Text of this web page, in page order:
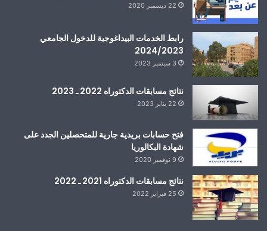
22 ديسمبر 2020
رابط الخدمات البيداغوجية للدخول الجامعي
2024/2023
3 سبتمبر 2023
نتائج مسابقات الدكتوراه 2022 ـ 2023
22 يناير 2023
فتح حسابات بريدية جارية للمتحصلين الجدد على
شهادة البكالوريا
9 نوفمبر 2020
نتائج مسابقات الدكتوراه 2021 ـ 2022
25 فبراير 2022